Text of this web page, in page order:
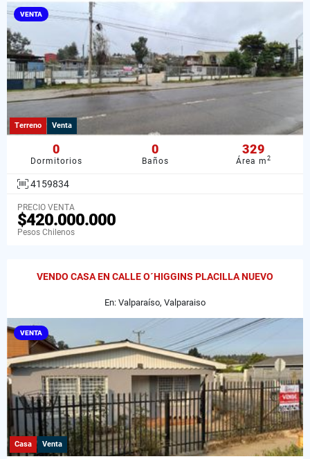
VENTA
Terreno Venta
0
Dormitorios
0
Baños
329
Área m2
4159834
PRECIO VENTA
$420.000.000
Pesos Chilenos
VENDO CASA EN CALLE O´HIGGINS PLACILLA NUEVO
En: Valparaíso, Valparaiso
VENTA
Casa Venta